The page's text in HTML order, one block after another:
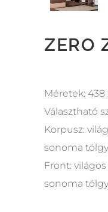
ZERO
Méretek: 438
Választható
Korpusz:
sonoma
Front:
sonoma